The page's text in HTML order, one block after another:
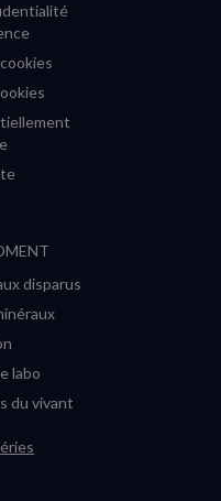
disparus
labo
du vivant